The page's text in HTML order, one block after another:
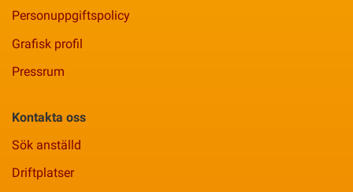
Personuppgiftspolicy
Grafisk profil
Pressrum
Kontakta oss
Sök anställd
Driftplatser